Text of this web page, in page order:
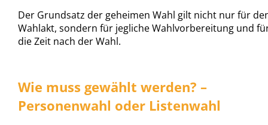
Der Grundsatz der geheimen Wahl gilt nicht nur für
Wahlakt, sondern für jegliche Wahlvorbereitung und
die Zeit nach der Wahl.
Wie muss gewählt werden? –
Personenwahl oder Listenwahl